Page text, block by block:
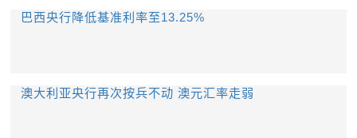
巴西央行降低基准利率至13.25%
澳大利亚央行再次按兵不动 澳元汇率走弱